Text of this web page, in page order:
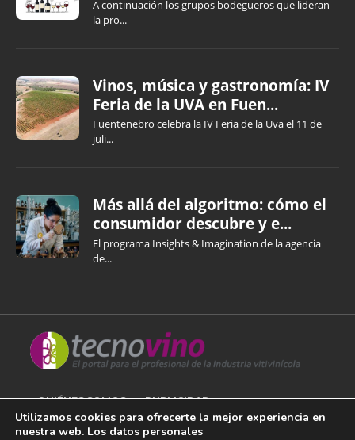
A continuación los grupos bodegueros que lideran
la pro...
Vinos, música y gastronomía: IV
Feria de la UVA en Fuen...
Fuentenebro celebra la IV Feria de la Uva el 11 de
juli...
Más allá del algoritmo: cómo el
consumidor descubre y e...
El programa Insights & Imagination de la agencia
de...
QUIÉNES SOMOS PUBLICIDAD
AVISO LEGAL
Utilizamos cookies para ofrecerte la mejor experiencia en
nuestra web. Los datos personales